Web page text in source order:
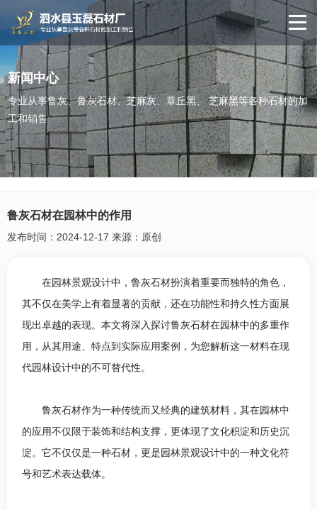
新闻中心
专业从事鲁灰、鲁灰石材、芝麻灰、章丘黑、 芝麻黑等各种石材的加
工和销售
鲁灰石材在园林中的作用
发布时间：2024-12-17 来源：原创
在园林景观设计中，鲁灰石材扮演着重要而独特的角色，
其不仅在美学上有着显著的贡献，还在功能性和持久性方面展
现出卓越的表现。本文将深入探讨鲁灰石材在园林中的多重作
用，从其用途、特点到实际应用案例，为您解析这一材料在现
代园林设计中的不可替代性。
鲁灰石材作为一种传统而又经典的建筑材料，其在园林中
的应用不仅限于装饰和结构支撑，更体现了文化积淀和历史沉
淀。它不仅仅是一种石材，更是园林景观设计中的一种文化符
号和艺术表达载体。